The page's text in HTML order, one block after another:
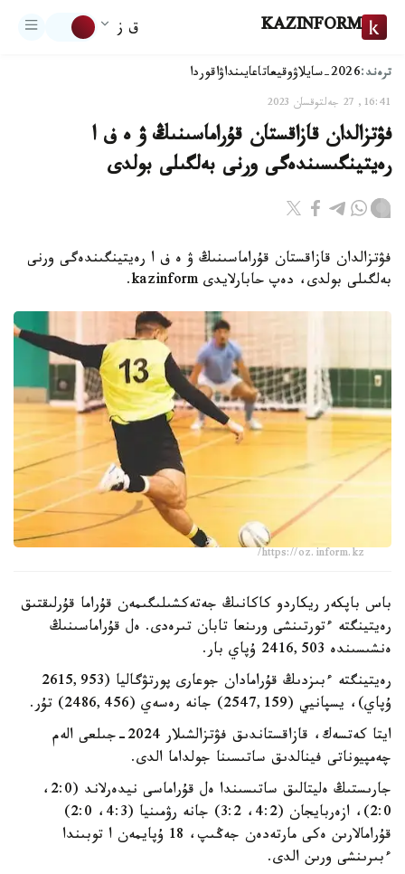
KAZINFORM ق ز
ترەند:2026-سايلاۋ وقيعاتاعايىنداۋاقوردا
16:41, 27 جەلتوقسان 2023
فۋتزالدان قازاقستان قۇراماسىنىڭ ۋ ە ف ا
رەيتينگىسىندەگى ورنى بەلگىلى بولدى
فۋتزالدان قازاقستان قۇراماسىنىڭ ۋ ە ف ا رەيتينگىندەگى ورنى
بەلگىلى بولدى، دەپ حابارلايدى kazinform.
https://oz.inform.kz/
باس باپكەر ريكاردو كاكانىڭ جەتەكشىلىگىمەن قۇراما قۇرلىقتىق
رەيتينگتە ءتورتىنشى ورىنعا تابان تىرەدى. ەل قۇراماسىنىڭ
ەنشىسىندە 2416,503 ۇپاي بار.
رەيتينگتە ءبىزدىڭ قۇرامادان جوعارى پورتۋگاليا (2615,953
ۇپاي)، يسپانيي (2547,159) جانە رەسەي (2486,456) تۇر.
ايتا كەتسەك، قازاقستاندىق فۋتزالشىلار 2024-جىلعى الەم
چەمپيوناتى فينالدىق ساتىسىنا جولداما الدى.
جارىستىڭ ەليتالىق ساتىسىندا ەل قۇراماسى نيدەرلاند (2:0،
2:0)، ازەربايجان (4:2، 3:2) جانە رۋمىنيا (4:3، 2:0)
قۇرامالارىن ەكى مارتەدەن جەڭىپ، 18 ۇپايمەن ا توبىندا
ءبىرىنشى ورىن الدى.